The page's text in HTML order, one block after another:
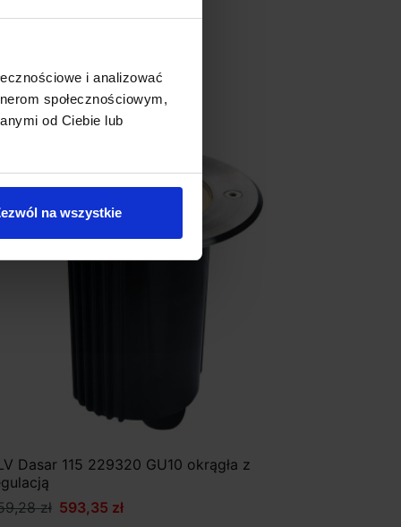
i analizować
społecznościowym,
od Ciebie lub
na wszystkie
Dasar 115 229320 GU10 okrągła z
zł 593,35 zł